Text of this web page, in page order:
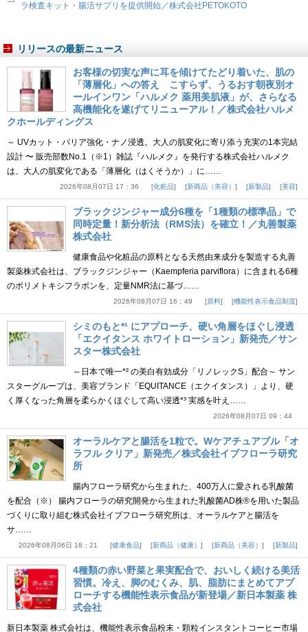
ラ検査キット・腸活サプリを提供開始／株式会社PETOKOTO
リリースの最新ニュース
お客様の切実な声に耳を傾けてたどり着いた、肌の
「薄層化」への答え こすらず、うるおす朝夜別オ
ールインワン「ハルメク 薬用美肌液」が、さらなる
高機能化を遂げてリニューアル！／株式会社ハルメ
クホールディングス
～ UVカット・バリア強化・ナノ浸透。大人の肌変化に寄り添う充実の1本完結
設計 〜 販売部数No.1（※1）雑誌『ハルメク』を発行する株式会社ハルメク
は、大人の肌変化である「薄層化（はくそうか）」に……
2026年08月07日 17：36 化粧品 新商品（美容） 新製品 美容
ブラックジンジャー成分6種を「1種類の標準品」で
同時定量！新分析法（RMS法）を確立！／丸善製薬
株式会社
健康食品や化粧品の原料となる天然由来成分を製造する丸善
製薬株式会社は、ブラックジンジャー（Kaempferia parviflora）に含まれる6種
のポリメトキシフラボンを、定量NMR法に基づ……
2026年08月07日 16：49 原料 機能性表示食品制度
シミのもと*¹ にアプローチ、硬い角層をほぐし浸透
「エクイタンス ホワイトローション」新発売／サン
スター株式会社
～日本で唯一*² の美白有効成分「リノレックS」配合～ サン
スターグループは、美容ブランド「EQUITANCE（エクイタンス）」より、硬
く厚くなった角層を柔らかくほぐして高い浸透*³ 実感を叶え……
2026年08月07日 09：44
オーラルケアと腸活を1粒で。Wケアチュアブル「オ
ラフル クリア」新発売／株式会社イブフローラ研究
所
腸内フローラ研究から生まれた、400万人に愛される乳酸菌
を配合（※） 腸内フローラの研究開発から生まれた乳酸菌AD株®を用いた製品
づくりに取り組む株式会社イブフローラ研究所は、オーラルケアと腸活を
サ……
2026年08月06日 18：21 健康食品 新商品（健康） 新商品（美容） 新製品
4種類の赤い野菜と果実配合で、おいしく続ける美活
習慣。冷え、脚のむくみ、肌、脂肪にまとめてアプ
ローチする機能性表示食品が新登場／新日本製薬 株
式会社
新日本製薬 株式会社は、機能性表示食品粉末・顆粒インスタントコーヒー市場